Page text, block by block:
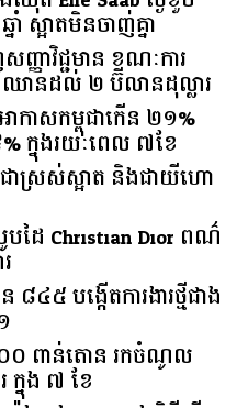
ស្អាតមិនចាញ់គ្នា
ញ្ញា​វិជ្ជមាន​ ​ខណៈ​ការ​
ឈានដល់​ ​២​ ​ប៊ីលាន​ដុល្លារ​
ាកាសកម្ពុជាកើន ២១%
ក្នុងរយៈពេល ៧ខែ
ាស្រស់ស្អាត និងជាយីហោ
បដៃ Christian Dior ពណ៌
៤៥​ ​បង្កើត​ការងារ​ថ្មី​ជាង​
០០ ពាន់តោន រកចំណូល
ក្នុង ៧ ខែ